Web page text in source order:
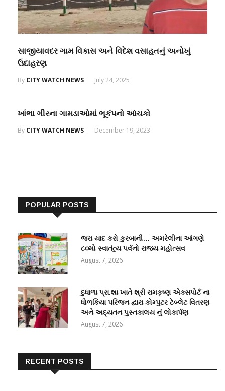
સાજીયાવદર ગામ વિકાસ અને વિદેશ વસાહતનું અનોખું
ઉદાહરણ
By CITY WATCH NEWS July 24, 2025
ખાંભા ગીરના ગામડાઓમાં ભૂકંપનો આંચકો
By CITY WATCH NEWS December 19, 2023
POPULAR POSTS
જરા યાદ કરો કુરબાની… અમરેલીના આંગણે
૮૦મો સ્વાતંત્ર્ય પર્વનો રાજ્ય મહોત્સવ
August 7, 2026
દુધાળા પ્રા.શા ખાતે શ્રી રામકૃષ્ણ એક્સપોર્ટ ના
ધોળકિયા પરિજન દ્વારા કોમ્પુટર ટેબ્લેટ વિતરણ
અને અદ્યતન પુસ્તકાલય નું લોકાર્પણ
August 7, 2026
RECENT POSTS